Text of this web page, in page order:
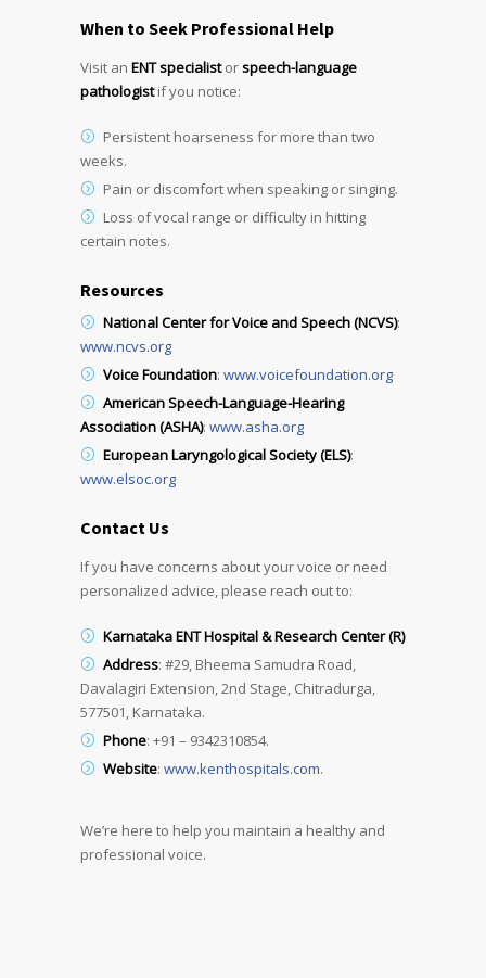
When to Seek Professional Help
Visit an ENT specialistorspeech-language
pathologistif you notice:
Persistent hoarseness for more than two
weeks.
Pain or discomfort when speaking or singing.
Loss of vocal range or difficulty in hitting
certain notes.
Resources
National Center for Voice and Speech (NCVS):
www.ncvs.org
Voice Foundation: www.voicefoundation.org
American Speech-Language-Hearing
Association (ASHA): www.asha.org
European Laryngological Society (ELS):
www.elsoc.org
Contact Us
If you have concerns about your voice or need
personalized advice, please reach out to:
Karnataka ENT Hospital & Research Center (R)
Address: #29, Bheema Samudra Road,
Davalagiri Extension, 2nd Stage, Chitradurga,
577501, Karnataka.
Phone: +91 – 9342310854.
Website: www.kenthospitals.com.
We’re here to help you maintain a healthy and
professional voice.